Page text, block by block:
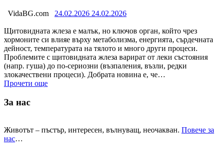
VidaBG.com 24.02.2026 24.02.2026
Щитовидната жлеза е малък, но ключов орган, който чрез
хормоните си влияе върху метаболизма, енергията, сърдечната
дейност, температурата на тялото и много други процеси.
Проблемите с щитовидната жлеза варират от леки състояния
(напр. гуша) до по-сериозни (възпаления, възли, редки
злокачествени процеси). Добрата новина е, че…
Прочети още
За нас
Животът – пъстър, интересен, вълнуващ, неочакван. Повече за
нас…